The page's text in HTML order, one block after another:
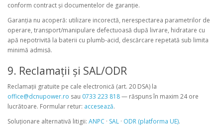
conform contract și documentelor de garanție.
Garanția nu acoperă: utilizare incorectă, nerespectarea parametrilor de
operare, transport/manipulare defectuoasă după livrare, hidratare cu
apă nepotrivită la baterii cu plumb-acid, descărcare repetată sub limita
minimă admisă.
9. Reclamații și SAL/ODR
Reclamații gratuite pe cale electronică (art. 20 DSA) la
office@dcnupower.ro sau 0733 223 818— răspuns în maxim 24 ore
lucrătoare. Formular retur: accesează.
Soluționare alternativă litigii: ANPC · SAL · ODR (platforma UE).